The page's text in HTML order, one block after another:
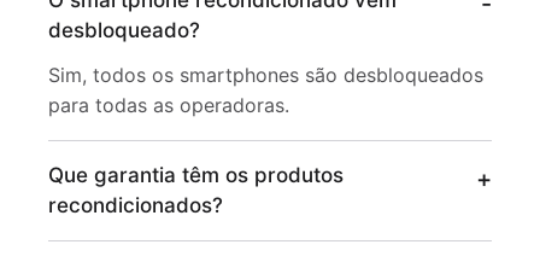
desbloqueado?
Sim, todos os smartphones são desbloqueados
para todas as operadoras.
Que garantia têm os produtos
recondicionados?